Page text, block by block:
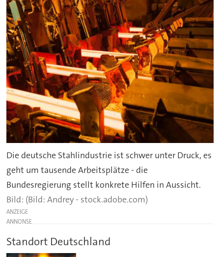
Die deutsche Stahlindustrie ist schwer unter Druck, es
geht um tausende Arbeitsplätze - die
Bundesregierung stellt konkrete Hilfen in Aussicht.
(Bild: Andrey - stock.adobe.com)
ANZEIGE
Standort Deutschland